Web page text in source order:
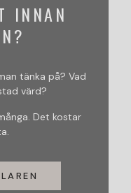
INNAN
tänka på? Vad
värd?
Det kostar